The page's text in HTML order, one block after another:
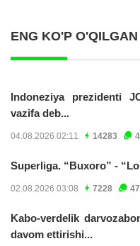
ENG KO'P
Indoneziya prezidenti
vazifa deb...
04.08.2026 02:11 14283
Superliga. “Buxoro” -
02.08.2026 03:08 7228 47
Kabo-verdelik
davom ettirishi...